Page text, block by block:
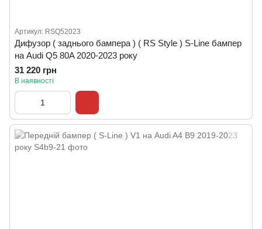
Артикул: RSQ52023
Дифузор ( заднього бампера ) ( RS Style ) S-Line бампер
на Audi Q5 80A 2020-2023 року
31 220 грн
В наявності